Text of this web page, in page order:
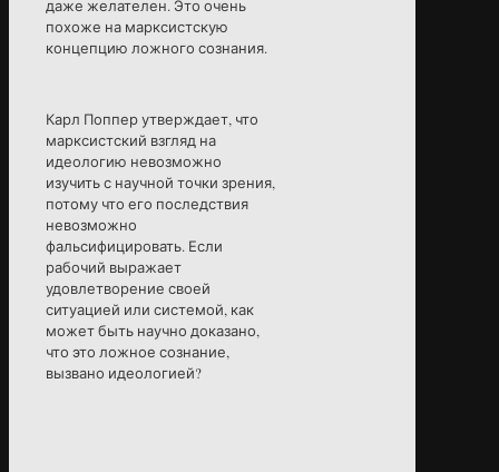
даже желателен. Это очень
похоже на марксистскую
концепцию ложного сознания.
Карл Поппер утверждает, что
марксистский взгляд на
идеологию невозможно
изучить с научной точки зрения,
потому что его последствия
невозможно
фальсифицировать. Если
рабочий выражает
удовлетворение своей
ситуацией или системой, как
может быть научно доказано,
что это ложное сознание,
вызвано идеологией?